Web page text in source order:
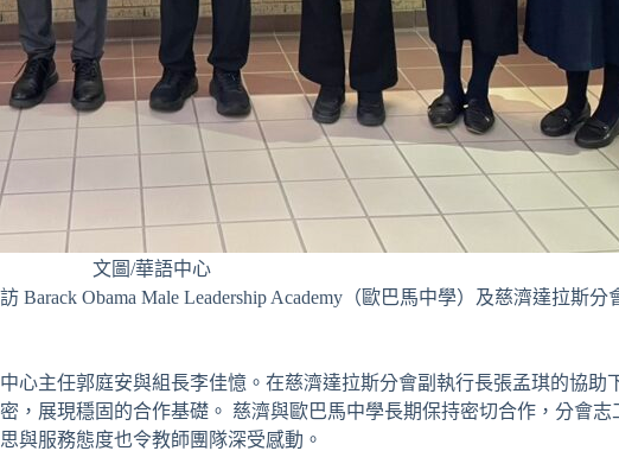
文圖/華語中心
Obama Male Leadership Academy（歐巴馬中學）及慈濟達拉斯
主任郭庭安與組長李佳憶。在慈濟達拉斯分會副執行長張孟琪的協助
，展現穩固的合作基礎。 慈濟與歐巴馬中學長期保持密切合作，分會
與服務態度也令教師團隊深受感動。